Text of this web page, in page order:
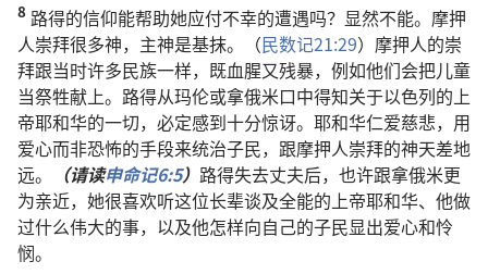
8 路得的信仰能帮助她应付不幸的遭遇吗？显然不能。摩押
人崇拜很多神，主神是基抹。（民数记21:29）摩押人的崇
拜跟当时许多民族一样，既血腥又残暴，例如他们会把儿童
当祭牲献上。路得从玛伦或拿俄米口中得知关于以色列的上
帝耶和华的一切，必定感到十分惊讶。耶和华仁爱慈悲，用
爱心而非恐怖的手段来统治子民，跟摩押人崇拜的神天差地
远。
（请读申命记6:5） 路得失去丈夫后，也许跟拿俄米更
为亲近，她很喜欢听这位长辈谈及全能的上帝耶和华、他做
过什么伟大的事，以及他怎样向自己的子民显出爱心和怜
悯。